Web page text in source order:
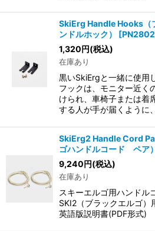
SkiErg Handle Hooks（
ンドルホック）
[PN2802
1,320円(税込)
在庫あり
黒いSkiErgと一緒に使用
フックは、モニター近く
けられ、車椅子または着
する人が手が届くように
SkiErg2 Handle Cord
ゴハンドルコード ペア）
9,240円(税込)
在庫あり
スキーエルゴ用ハンドル
SKI2（ブラックエルゴ）
英語版説明書(PDF形式)